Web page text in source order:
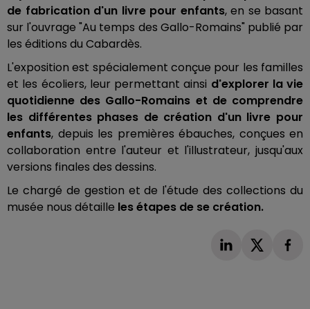
de fabrication d'un livre pour enfants, en se basant
sur l'ouvrage "Au temps des Gallo-Romains" publié par
les éditions du Cabardès.
L'exposition est spécialement conçue pour les familles
et les écoliers, leur permettant ainsi d'explorer la vie
quotidienne des Gallo-Romains et de comprendre
les différentes phases de création d'un livre pour
enfants, depuis les premières ébauches, conçues en
collaboration entre l'auteur et l'illustrateur, jusqu'aux
versions finales des dessins.
Le chargé de gestion et de l'étude des collections du
musée nous détaille les étapes de se création.